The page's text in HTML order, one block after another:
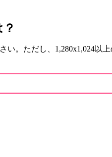
。ただし、1,280x1,024